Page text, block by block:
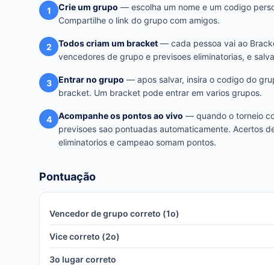
1 Crie um grupo — escolha um nome e um codigo
Compartilhe o link do grupo com amigos.
2 Todos criam um bracket — cada pessoa vai ao
vencedores de grupo e previsoes eliminatorias, e
3 Entrar no grupo — apos salvar, insira o codigo do
bracket. Um bracket pode entrar em varios grupos.
4 Acompanhe os pontos ao vivo — quando o torneio
previsoes sao pontuadas automaticamente. Acertos
eliminatorios e campeao somam pontos.
Pontuação
Vencedor de grupo correto (1o)
Vice correto (2o)
3o lugar correto